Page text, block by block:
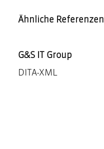
Ähnliche Referenzen
G&S IT Group
DITA-XML